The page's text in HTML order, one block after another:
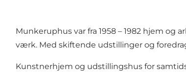
Munkeruphus var fra 1958 – 1982 hjem
værk. Med skiftende udstillinger og
Kunstnerhjem og udstillingshus for